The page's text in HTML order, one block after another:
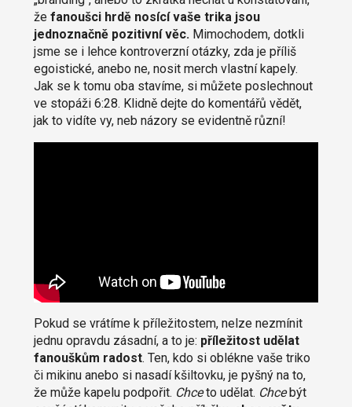
žefanoušci hrdě nosící vaše trika jsou
jednoznačně pozitivní věc. Mimochodem, dotkli
jsme se i lehce kontroverzní otázky, zda je příliš
egoistické, anebo ne, nosit merch vlastní kapely.
Jak se k tomu oba stavíme, si můžete poslechnout
ve stopáži 6:28. Klidně dejte do komentářů vědět,
jak to vidíte vy, neb názory se evidentně různí!
Pokud se vrátíme k příležitostem, nelze nezmínit
jednu opravdu zásadní, a to je: příležitost udělat
fanouškům radost. Ten, kdo si oblékne vaše triko
či mikinu anebo si nasadí kšiltovku, je pyšný na to,
že může kapelu podpořit. Chceto udělat. Chce být